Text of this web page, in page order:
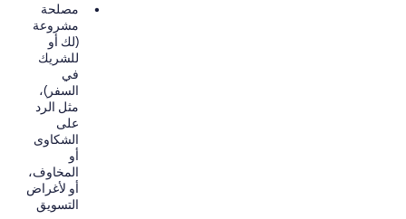
مصلحة
مشروعة
(لك أو
للشريك
في
السفر)،
مثل الرد
على
الشكاوى
أو
المخاوف،
أو لأغراض
التسويق